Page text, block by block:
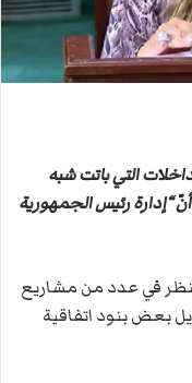
التي باتت شبه
“إدارة رئيس الجمهورية
في عدد من مشاريع
بعض بنود اتفاقية